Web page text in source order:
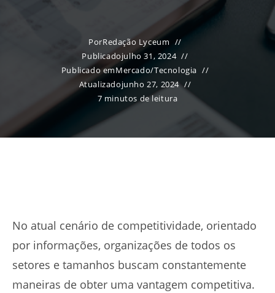
PorRedação Lyceum
Publicadojulho 31, 2024
Publicado emMercado/Tecnologia
Atualizadojunho 27, 2024
7 minutos de leitura
No atual cenário de competitividade, orientado
por informações, organizações de todos os
setores e tamanhos buscam constantemente
maneiras de obter uma vantagem competitiva.